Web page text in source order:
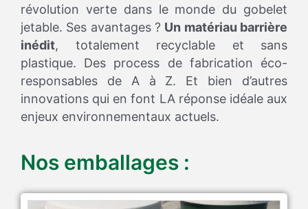
révolution verte dans le monde du gobelet
jetable. Ses avantages ? Un matériau barrière
inédit, totalement recyclable et sans
plastique. Des process de fabrication éco-
responsables de A à Z. Et bien d’autres
innovations qui en font LA réponse idéale aux
enjeux environnementaux actuels.
Nos emballages :